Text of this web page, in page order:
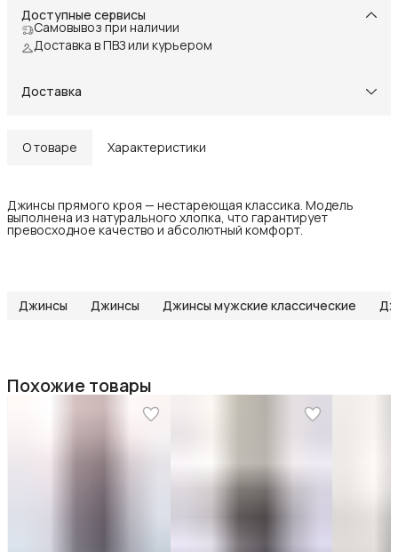
Доступные сервисы
Самовывоз при наличии
Доставка в ПВЗ или курьером
Доставка
О товаре Характеристики
Джинсы прямого кроя — нестареющая классика. Модель
выполнена из натурального хлопка, что гарантирует
превосходное качество и абсолютный комфорт.
Джинсы Джинсы Джинсы мужские классические
Похожие товары